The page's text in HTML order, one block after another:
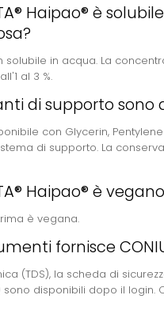
Haipao® è
solubile in acqua. La
al 3 %.
di supporto sono
con Glycerin,
di supporto. La
Haipao® è
è vegana.
fornisce
(TDS), la scheda di
sono disponibili dopo il login.